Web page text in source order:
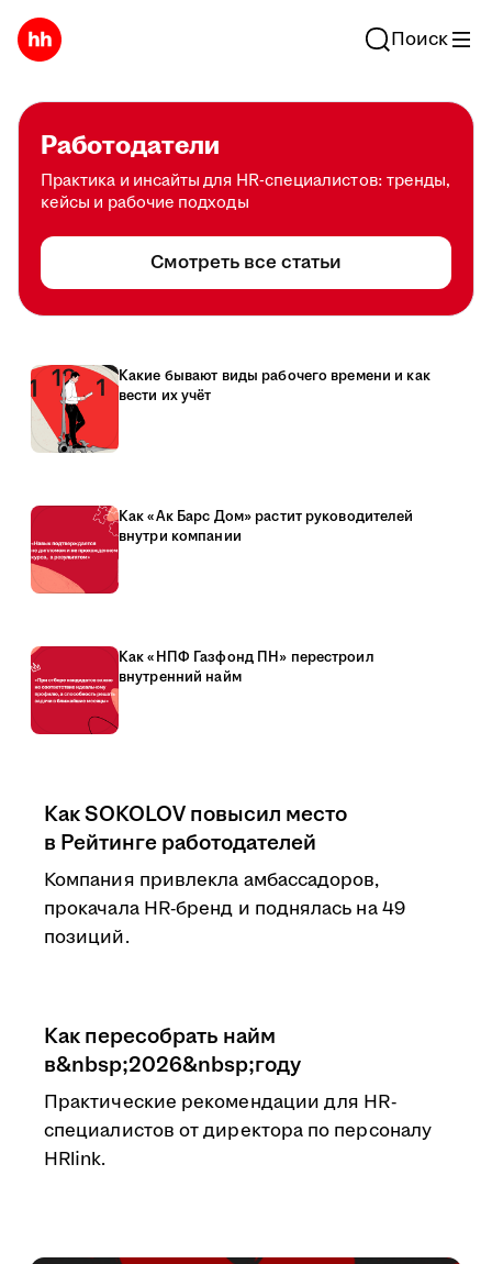
Поиск
Работодатели
Практика и инсайты для HR-специалистов: тренды,
кейсы и рабочие подходы
Смотреть все статьи
Какие бывают виды рабочего времени и как
вести их учёт
Как «Ак Барс Дом» растит руководителей
внутри компании
Как «НПФ Газфонд ПН» перестроил
внутренний найм
Как SOKOLOV повысил место
в Рейтинге работодателей
Компания привлекла амбассадоров,
прокачала HR-бренд и поднялась на 49
позиций.
Как пересобрать найм
в&nbsp;2026&nbsp;году
Практические рекомендации для HR-
специалистов от директора по персоналу
HRlink.